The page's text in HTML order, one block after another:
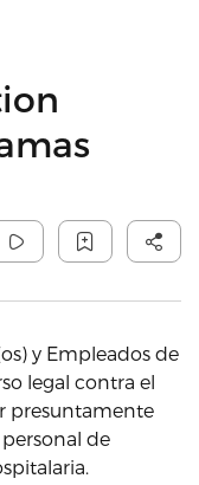
y Empleados de
legal contra el
presuntamente
de